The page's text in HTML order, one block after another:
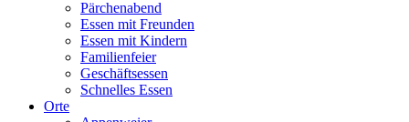
Pärchenabend
Essen mit Freunden
Essen mit Kindern
Familienfeier
Geschäftsessen
Schnelles Essen
Orte